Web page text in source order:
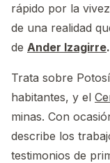
rápido por la
de una realidad
de Ander Izagirre.
Trata sobre
habitantes, y el
minas. Con
describe los
testimonios de